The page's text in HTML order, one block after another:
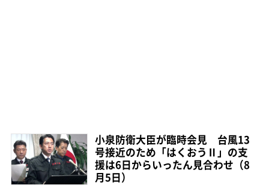
小泉防衛大臣が臨時会見 台風13
号接近のため「はくおうⅡ」の支
援は6日からいったん見合わせ（8
月5日）